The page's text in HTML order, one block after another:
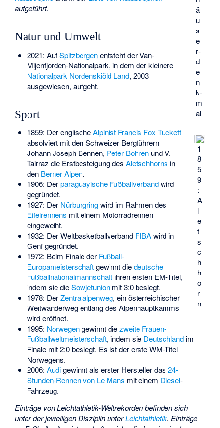
ä
u
s
e
r­
d
e
n
k­
m
al
aufgeführt.
Natur und Umwelt
2021: AufSpitzbergenentsteht derVan-
Mijenfjorden-Nationalpark, in dem der kleinere
Nationalpark Nordenskiöld Land, 2003
ausgewiesen, aufgeht.
Sport
1
8
5
9
:
A
l
e
t
s
c
h
h
o
r
n
1859: Der englischeAlpinist Francis Fox Tuckett
absolviert mit den Schweizer Bergführern
Johann Joseph Bennen, Peter Bohrenund V.
Tairraz die Erstbesteigung des Aletschhorns in
den Berner Alpen.
1906: Derparaguayische Fußballverbandwird
gegründet.
1927: Der Nürburgringwird im Rahmen des
Eifelrennens mit einem Motorradrennen
eingeweiht.
1932: Der Weltbasketballverband FIBAwird in
Genf gegründet.
1972: Beim Finale der Fußball-
Europameisterschaftgewinnt diedeutsche
Fußballnationalmannschaftihren ersten EM-Titel,
indem sie dieSowjetunionmit 3:0 besiegt.
1978: DerZentralalpenweg, ein österreichischer
Weitwanderweg entlang des Alpenhauptkamms
wird eröffnet.
1995: Norwegengewinnt diezweite Frauen-
Fußballweltmeisterschaft, indem sie Deutschlandim
Finale mit 2:0 besiegt. Es ist der erste WM-Titel
Norwegens.
2006: Audigewinnt als erster Hersteller das 24-
Stunden-Rennen von Le Mans mit einem Diesel-
Fahrzeug.
Einträge von Leichtathletik-Weltrekorden befinden sich
unter der jeweiligen Disziplin unterLeichtathletik. Einträge